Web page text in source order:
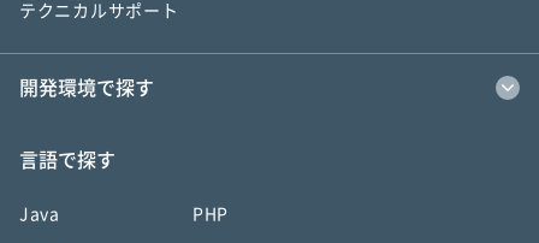
テクニカルサポート
開発環境で探す
言語で探す
Java PHP